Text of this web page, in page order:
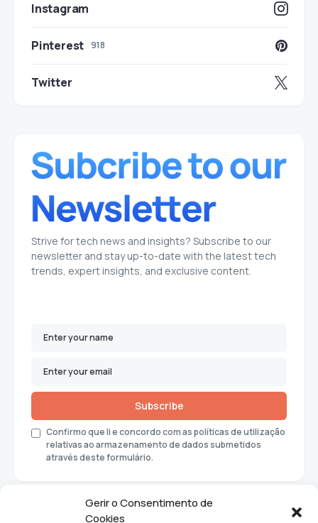
Gerir o Consentimento de
Cookies
Instagram
Pinterest 918
Twitter
Strive for tech news and insights? Subscribe to our
newsletter and stay up-to-date with the latest tech
trends, expert insights, and exclusive content.
Subscribe
Confirmo que li e concordo com as políticas de utilização
relativas ao armazenamento de dados submetidos
através deste formulário.